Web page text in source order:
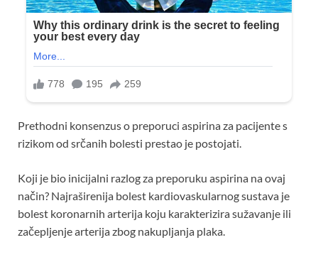
Prethodni konsenzus o preporuci aspirina za pacijente s
rizikom od srčanih bolesti prestao je postojati.
Koji je bio inicijalni razlog za preporuku aspirina na ovaj
način? Najraširenija bolest kardiovaskularnog sustava je
bolest koronarnih arterija koju karakterizira sužavanje ili
začepljenje arterija zbog nakupljanja plaka.